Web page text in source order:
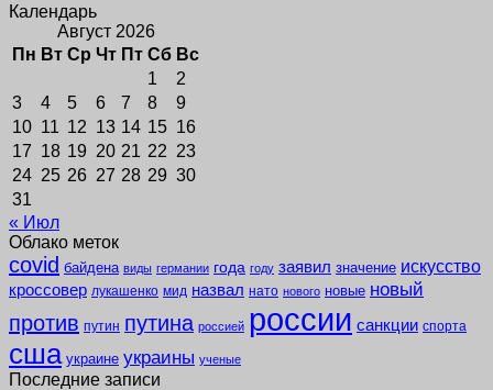
Календарь
Август 2026
Пн Вт Ср Чт Пт Сб Вс
1
2
3
4 5 6 7 8
9
10 11 12 13 14 15 16
17 18 19 20 21 22 23
24 25 26 27 28 29 30
31
« Июл
Облако меток
covid байдена виды германии года году заявил значение искусство
кроссовер лукашенко мид назвал нато нового новые новый
против путин путина россией россии санкции спорта
сша украине украины ученые
Последние записи